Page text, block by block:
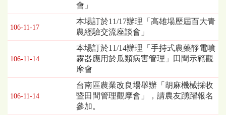
序
為：
日
標
會」
106-11-17
本場訂於11/17辦理「高雄場歷屆百大青
農經驗交流座談會」
106-11-14
本場訂於11/14辦理「手持式農藥靜電噴
霧器應用於瓜類病害管理」田間示範觀
摩會
106-11-14
台南區農業改良場舉辦「胡麻機械採收
暨田間管理觀摩會」，請農友踴躍報名
參加。